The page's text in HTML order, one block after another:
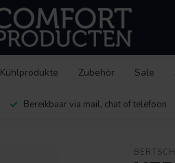
Kühlprodukte Zubehör Sale
Bereikbaar via mail, chat of telefoon